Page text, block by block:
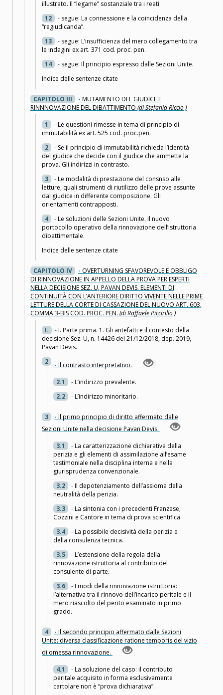
illustrato. Il “legame” sostanziale tra i reati.
12
- segue: La connessione e la coincidenza della
“regiudicanda”.
13
- segue: L’insufficienza del mero collegamento tra
le indagini ex art. 371 cod. proc. pen.
14
- segue: Il principio espresso dalle Sezioni Unite.
Indice delle sentenze citate
CAPITOLO III - MUTAMENTO DEL GIUDICE E
RINNNOVAZIONE DEL DIBATTIMENTO (di Stefania Riccio )
1
-Le questioni rimesse in tema di principio di
immutabilità ex art. 525 cod. proc.pen.
2
- Se il principio di immutabilità richieda l’identità
del giudice che decide con il giudice che ammette la
prova. Gli indirizzi in contrasto.
3
-Le modalità di prestazione del consnso alle
letture, quali strumenti di riutilizzo delle prove assunte
dal giudice in differente composizione. Gli
orientamenti contrapposti.
4
-Le soluzioni delle Sezioni Unite. Il nuovo
portocollo operativo della rinnovazione dell’istruttoria
dibattimentale.
Indice delle sentenze citate
CAPITOLO IV - OVERTURNING SFAVOREVOLE E OBBLIGO
DI RINNOVAZIONE IN APPELLO DELLA PROVA PER ESPERTI
NELLA DECISIONE SEZ. U, PAVAN DEVIS. ELEMENTI DI
CONTINUITÀ CON L’ANTERIORE DIRITTO VIVENTE NELLE PRIME
LETTURE DELLA CORTE DI CASSAZIONE DEL NUOVO ART. 603,
COMMA 3-BIS COD. PROC. PEN. (di Raffaele Piccirillo )
I.
-I. Parte prima. 1. Gli antefatti e il contesto della
decisione Sez. U, n. 14426 del 21/12/2018, dep. 2019,
Pavan Devis.
2
- Il contrasto interpretativo.
2.1
-L’indirizzo prevalente.
2.2
-L’indirizzo minoritario.
3 - Il primo principio di diritto affermato dalle
Sezioni Unite nella decisione Pavan Devis.
3.1
-La caratterizzazione dichiarativa della
perizia e gli elementi di assimilazione all’esame
testimoniale nella disciplina interna e nella
giurisprudenza convenzionale.
3.2
-Il depotenziamento dell’assioma della
neutralità della perizia.
3.3
-La sintonia con i precedenti Franzese,
Cozzini e Cantore in tema di prova scientifica.
3.4
-La possibile decisività della perizia e
della consulenza tecnica.
3.5
-L’estensione della regola della
rinnovazione istruttoria al contributo del
consulente di parte.
3.6
-I modi della rinnovazione istruttoria:
l’alternativa tra il rinnovo dell’incarico peritale e il
mero riascolto del perito esaminato in primo
grado.
4 - Il secondo principio affermato dalle Sezioni
Unite: diversa classificazione ratione temporis del vizio
di omessa rinnovazione.
4.1
-La soluzione del caso: il contributo
peritale acquisito in forma esclusivamente
cartolare non è “prova dichiarativa”.